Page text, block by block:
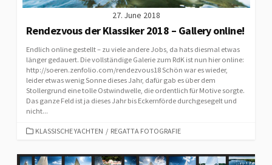
27. June 2018
Rendezvous der Klassiker 2018 – Gallery online!
Endlich online gestellt – zu viele andere Jobs, da hats diesmal etwas
länger gedauert. Die vollständige Galerie zum RdK ist nun hier online:
http://soeren.zenfolio.com/rendezvous18 Schön war es wieder,
leider etwas wenig Sonne dieses Jahr, dafür gab es über dem
Stollergrund eine tolle Ostwindwelle, die ordentlich für Motive sorgte.
Das ganze Feld ist ja dieses Jahr bis Eckernförde durchgesegelt und
nicht...
CATEGORIES
KLASSISCHE YACHTEN / REGATTA FOTOGRAFIE